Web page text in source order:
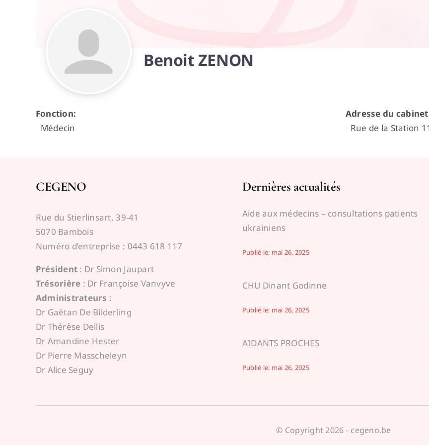
Benoit ZENON
Fonction:
Médecin
Adresse du cabinet
Rue de la Station
CEGENO
Rue du Stierlinsart, 39-41
5070 Bambois
Numéro d’entreprise : 0443 618 117
Président : Dr Simon Jaupart
Trésorière : Dr Françoise Vanvyve
Administrateurs :
Dr Gaëtan De Bilderling
Dr Thérèse Dellis
Dr Amandine Hester
Dr Pierre Masscheleyn
Dr Alice Seguy
Dernières actualités
Aide aux médecins – consultations patients
ukrainiens
Publié le: mai 26, 2025
CHU Dinant Godinne
Publié le: mai 26, 2025
AIDANTS PROCHES
Publié le: mai 26, 2025
© Copyright 2026 - cegeno.be